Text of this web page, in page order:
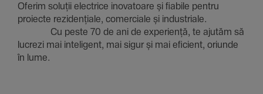
Oferim soluții electrice inova­toare și fiabile pentru
proiecte rezi­den­țiale, comer­ciale și indus­triale.
Cu peste 70 de ani de expe­riență, te ajutăm să
lucrezi mai inte­li­gent, mai sigur și mai eficient, oriunde
în lume.